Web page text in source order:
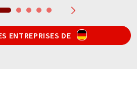
ENTREPRISES DE